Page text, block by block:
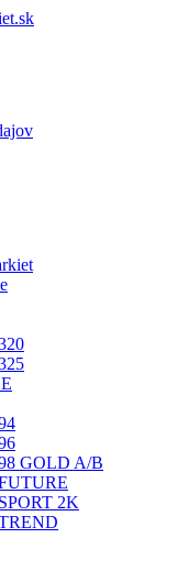
GOLD A/B
2K